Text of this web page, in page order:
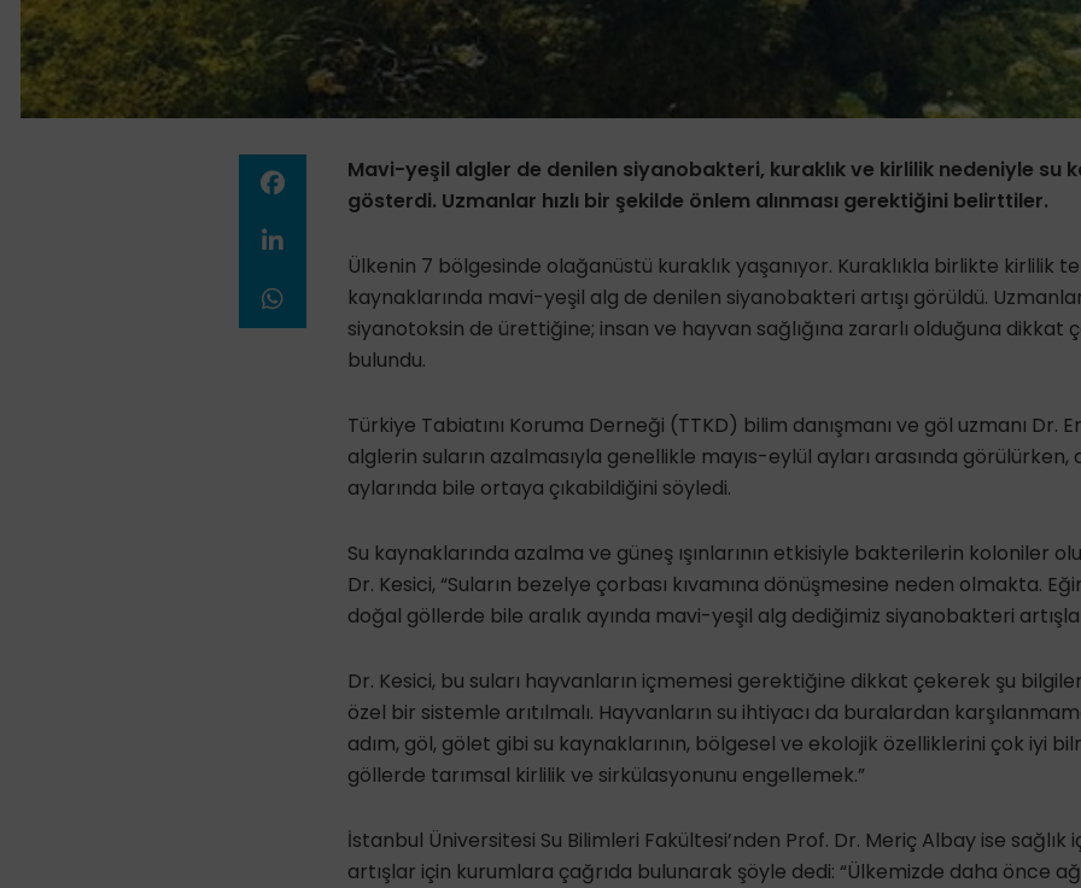
Mavi-yeşil algler de denilen siyanobakteri, kuraklık ve kirlilik nedeniyle su
gösterdi. Uzmanlar hızlı bir şekilde önlem alınması gerektiğini belirttiler.
Ülkenin 7 bölgesinde olağanüstü kuraklık yaşanıyor. Kuraklıkla birlikte kirlilik
kaynaklarında mavi-yeşil alg de denilen siyanobakteri artışı görüldü.
siyanotoksin de ürettiğine; insan ve hayvan sağlığına zararlı olduğuna dikkat
bulundu.
Türkiye Tabiatını Koruma Derneği (TTKD) bilim danışmanı ve göl uzmanı Dr.
alglerin suların azalmasıyla genellikle mayıs-eylül ayları arasında görülürken,
aylarında bile ortaya çıkabildiğini söyledi.
Su kaynaklarında azalma ve güneş ışınlarının etkisiyle bakterilerin koloniler
Dr. Kesici, “Suların bezelye çorbası kıvamına dönüşmesine neden olmakta.
doğal göllerde bile aralık ayında mavi-yeşil alg dediğimiz siyanobakteri
Dr. Kesici, bu suları hayvanların içmemesi gerektiğine dikkat çekerek şu
özel bir sistemle arıtılmalı. Hayvanların su ihtiyacı da buralardan
adım, göl, gölet gibi su kaynaklarının, bölgesel ve ekolojik özelliklerini çok iyi
göllerde tarımsal kirlilik ve sirkülasyonunu engellemek.”
İstanbul Üniversitesi Su Bilimleri Fakültesi’nden Prof. Dr. Meriç Albay ise sağlık
artışlar için kurumlara çağrıda bulunarak şöyle dedi: “Ülkemizde daha önce